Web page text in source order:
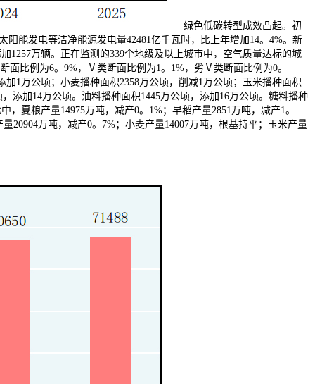
绿色低碳转型成效凸起。初
能发电等洁净能源发电量42481亿千瓦时，比上年增加14。4%。新
1257万辆。正在监测的339个地级及以上城市中，空气质量达标的城
比例为6。9%，Ⅴ类断面比例为1。1%，劣Ⅴ类断面比例为0。
1万公顷；小麦播种面积2358万公顷，削减1万公顷；玉米播种面积
添加14万公顷。油料播种面积1445万公顷，添加16万公顷。糖料播种
夏粮产量14975万吨，减产0。1%；早稻产量2851万吨，减产1。
20904万吨，减产0。7%；小麦产量14007万吨，根基持平；玉米产量